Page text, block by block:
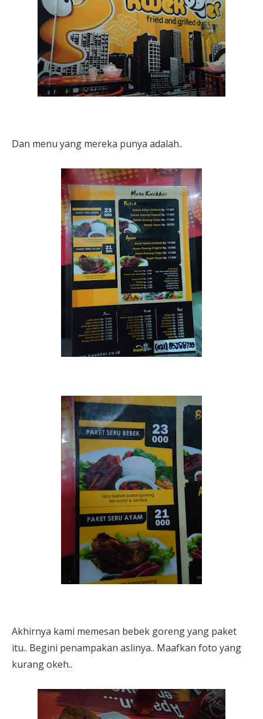
Dan menu yang mereka punya adalah..
Akhirnya kami memesan bebek goreng yang paket
itu.. Begini penampakan aslinya.. Maafkan foto yang
kurang okeh..